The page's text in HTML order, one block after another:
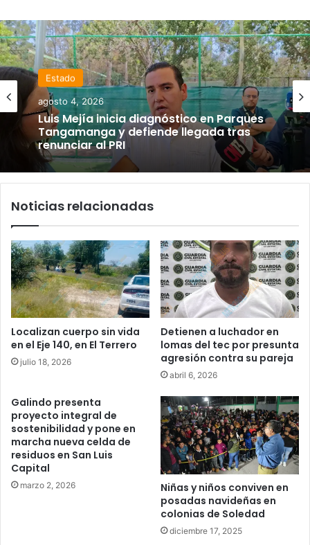
Estado
agosto 4, 2026
Luis Mejía inicia diagnóstico en Parques
Tangamanga y defiende llegada tras
renunciar al PRI
Noticias relacionadas
Localizan cuerpo sin vida
en el Eje 140, en El Terrero
julio 18, 2026
Detienen a luchador en
lomas del tec por presunta
agresión contra su pareja
abril 6, 2026
Galindo presenta
proyecto integral de
sostenibilidad y pone en
marcha nueva celda de
residuos en San Luis
Capital
marzo 2, 2026
Niñas y niños conviven en
posadas navideñas en
colonias de Soledad
diciembre 17, 2025